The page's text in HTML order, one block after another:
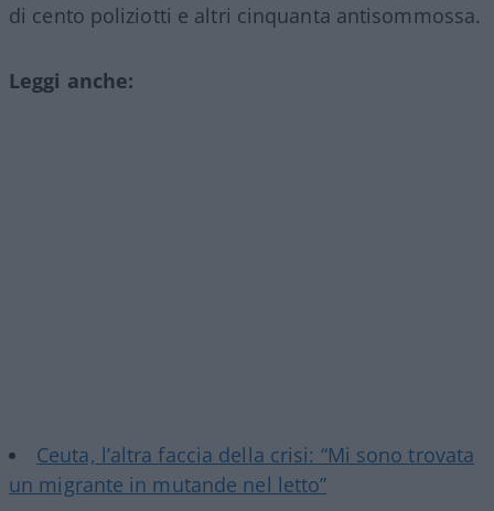
di cento poliziotti e altri cinquanta antisommossa.
Leggi anche:
Ceuta, l’altra faccia della crisi: “Mi sono trovata
un migrante in mutande nel letto”